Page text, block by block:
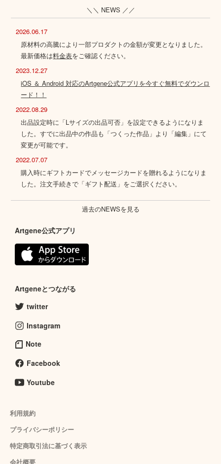
＼＼ NEWS ／／
2026.06.17
原材料の高騰により一部プロダクトの金額が変更となりました。
最新価格は料金表をご確認ください。
2023.12.27
iOS ＆ Android 対応のArtgene公式アプリを今すぐ無料でダウンロ
ード！！
2022.08.29
出品設定時に「Lサイズの出品可否」を設定できるようになりま
した。すでに出品中の作品も「つくった作品」より「編集」にて
変更が可能です。
2022.07.07
購入時にギフトカードでメッセージカードを贈れるようになりま
した。注文手続きで「ギフト配送」をご選択ください。
過去のNEWSを見る
Artgene公式アプリ
Artgeneとつながる
twitter
Instagram
Note
Facebook
Youtube
利用規約
プライバシーポリシー
特定商取引法に基づく表示
会社概要